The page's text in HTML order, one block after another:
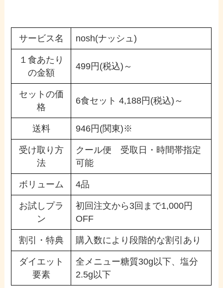
サービス名 nosh(ナッシュ)
１食あたり
の金額
499円(税込)～
セットの価
格
6食セット 4,188円(税込)～
送料 946円(関東)※
受け取り方
法
クール便 受取日・時間帯指定
可能
ボリューム 4品
お試しプラ
ン
初回注文から3回まで1,000円
OFF
割引・特典 購入数により段階的な割引あり
ダイエット
要素
全メニュー糖質30g以下、塩分
2.5g以下